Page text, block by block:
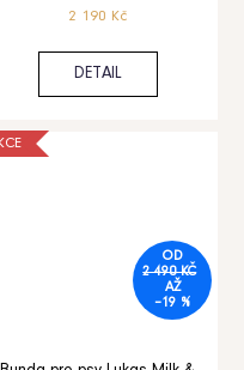
2 190 Kč
DETAIL
OD
2 490 KČ
AŽ
–19 %